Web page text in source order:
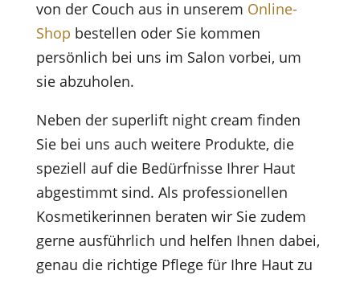
von der Couch aus in unserem Online-
Shop bestellen oder Sie kommen
persönlich bei uns im Salon vorbei, um
sie abzuholen.
Neben der superlift night cream finden
Sie bei uns auch weitere Produkte, die
speziell auf die Bedürfnisse Ihrer Haut
abgestimmt sind. Als professionellen
Kosmetikerinnen beraten wir Sie zudem
gerne ausführlich und helfen Ihnen dabei,
genau die richtige Pflege für Ihre Haut zu